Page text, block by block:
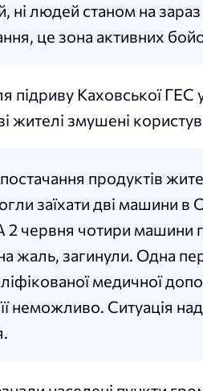
ні людей станом на
це зона активних
підриву Каховської ГЕС
жителі змушені
продуктів
заїхати дві машини в
2 червня чотири машини
жаль, загинули. Одна
медичної
неможливо. Ситуація